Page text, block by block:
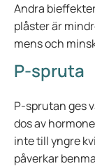
Andra
plåster är
mens och
P-spruta
P-sprutan ges
dos av
inte till yngre
påverkar